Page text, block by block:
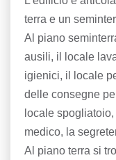
terra e un
Al piano
ausili, il locale
igienici, il locale
delle consegne
locale
medico, la
Al piano terra si